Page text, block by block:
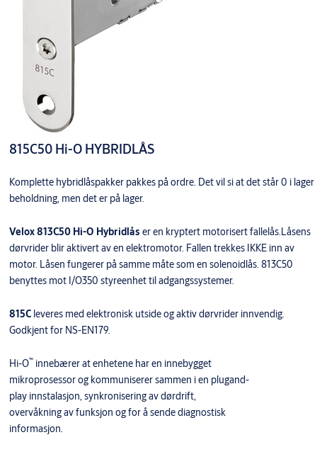
815C50 Hi-O HYBRIDLÅS
Komplette hybridlåspakker pakkes på ordre. Det vil si at det står 0 i lager
beholdning, men det er på lager.
Velox 813C50 Hi-O Hybridlås er en kryptert motorisert fallelås.Låsens
dørvrider blir aktivert av en elektromotor. Fallen trekkes IKKE inn av
motor. Låsen fungerer på samme måte som en solenoidlås. 813C50
benyttes mot I/O350 styreenhet til adgangssystemer.
815Cleveres med elektronisk utside og aktiv dørvrider innvendig.
Godkjent for NS-EN179.
Hi-O™innebærer at enhetene har en innebygget
mikroprosessor og kommuniserer sammen i en plugand-
play innstalasjon, synkronisering av dørdrift,
overvåkning av funksjon og for å sende diagnostisk
informasjon.